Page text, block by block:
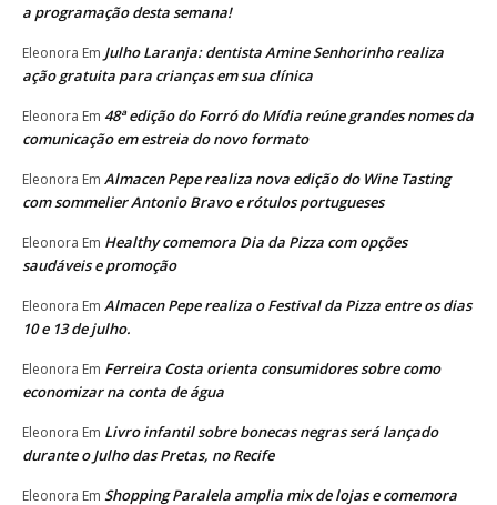
a programação desta semana!
Eleonora Em Julho Laranja: dentista Amine Senhorinho realiza
ação gratuita para crianças em sua clínica
Eleonora Em 48ª edição do Forró do Mídia reúne grandes nomes da
comunicação em estreia do novo formato
Eleonora Em Almacen Pepe realiza nova edição do Wine Tasting
com sommelier Antonio Bravo e rótulos portugueses
Eleonora Em Healthy comemora Dia da Pizza com opções
saudáveis e promoção
Eleonora Em Almacen Pepe realiza o Festival da Pizza entre os dias
10 e 13 de julho.
Eleonora Em Ferreira Costa orienta consumidores sobre como
economizar na conta de água
Eleonora Em Livro infantil sobre bonecas negras será lançado
durante o Julho das Pretas, no Recife
Eleonora Em Shopping Paralela amplia mix de lojas e comemora